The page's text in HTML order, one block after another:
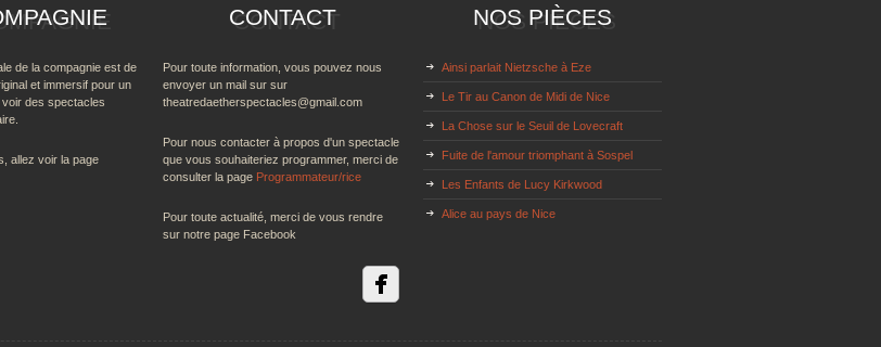
de la compagnie est de
et immersif pour un
des spectacles
allez voir la page
CONTACT
Pour toute information, vous pouvez nous
envoyer un mail sur sur
theatredaetherspectacles@gmail.com
Pour nous contacter à propos d'un spectacle
que vous souhaiteriez programmer, merci de
consulter la page Programmateur/rice
Pour toute actualité, merci de vous rendre
sur notre page Facebook
NOS PIÈCES
Ainsi parlait Nietzsche à Eze
Le Tir au Canon de Midi de Nice
La Chose sur le Seuil de Lovecraft
Fuite de l'amour triomphant à Sospel
Les Enfants de Lucy Kirkwood
Alice au pays de Nice